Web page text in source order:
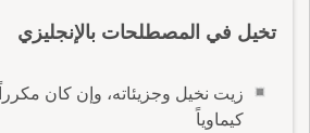
تخيل في المصطلحات بالإنجليزي
زيت نخيل وجزيئاته، وإن كان
كيماوياً